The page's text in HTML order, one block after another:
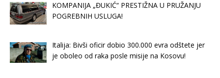
KOMPANIJA „ĐUKIĆ“ PRESTIŽNA U PRUŽANJU
POGREBNIH USLUGA!
Italija: Bivši oficir dobio 300.000 evra odštete jer
je oboleo od raka posle misije na Kosovu!